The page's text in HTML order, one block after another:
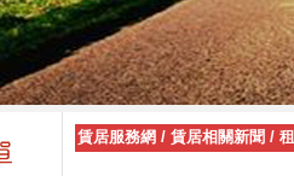
賃居服務網 / 賃居相關新聞 /